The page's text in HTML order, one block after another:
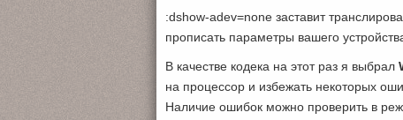
:dshow-adev=none заставит
прописать параметры вашего
В качестве кодека на этот раз я выбрал
на процессор и избежать некоторых
Наличие ошибок можно проверить в